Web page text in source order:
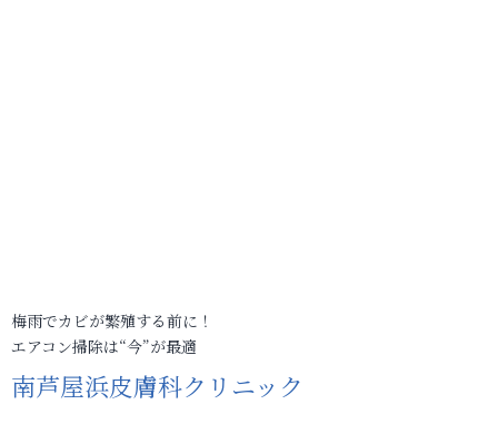
梅雨でカビが繁殖する前に！
エアコン掃除は“今”が最適
南芦屋浜皮膚科クリニック